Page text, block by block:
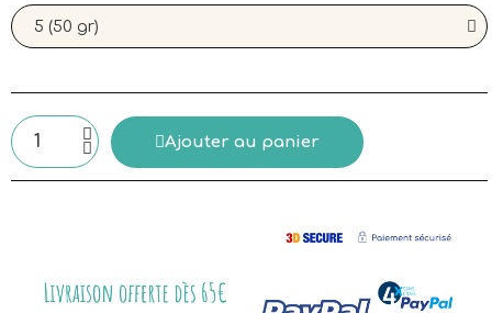
Ajouter au panier